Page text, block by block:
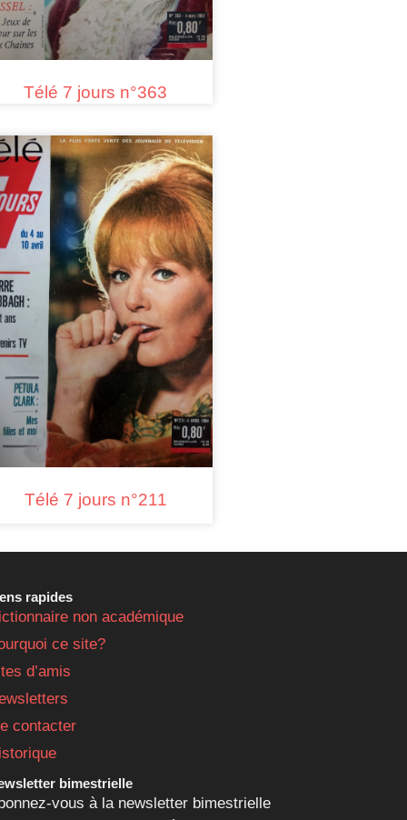
Télé 7 jours n°363
Télé 7 jours n°211
rapides
non académique
ce site?
d’amis
contacter
bimestrielle
vous à la newsletter bimestrielle